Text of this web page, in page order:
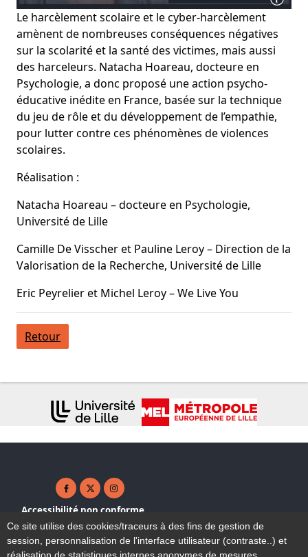
Le harcèlement scolaire et le cyber-harcèlement
amènent de nombreuses conséquences négatives
sur la scolarité et la santé des victimes, mais aussi
des harceleurs. Natacha Hoareau, docteure en
Psychologie, a donc proposé une action psycho-
éducative inédite en France, basée sur la technique
du jeu de rôle et du développement de l’empathie,
pour lutter contre ces phénomènes de violences
scolaires.
Réalisation :
Natacha Hoareau – docteure en Psychologie,
Université de Lille
Camille De Visscher et Pauline Leroy – Direction de la
Valorisation de la Recherche, Université de Lille
Eric Peyrelier et Michel Leroy – We Live You
Retour
Facebook ( nouvelle fenêtre)
X ( nouvelle fenêtre)
Instagram ( nouvelle fenêtre)
Accessibilité non conforme
Plan du site
Mentions légales
Contact
Ce site utilise des cookies/traceurs à des fins de gestion de
session, personnalisation de l'interface utilisateur (contraste..) et